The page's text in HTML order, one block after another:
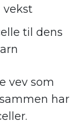
vekst
til dens
vev som
har